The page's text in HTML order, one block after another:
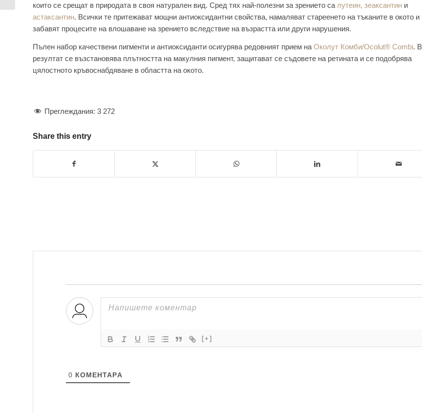
които се срещат в природата в своя натурален вид. Сред тях най-полезни за зрението са лутеин, зеаксантин и
астаксантин. Всички те притежават мощни антиоксидантни свойства, намаляват стареенето на тъканите в окото и
забавят процесите на влошаване на зрението вследствие на възрастта или други нарушения.
Пълен набор качествени пигменти и антиоксиданти осигурява редовният прием на Околут Комби/Ocolut® Combi. В
резултат се възстановява плътността на макулния пигмент, защитават се съдовете на ретината и се подобрява
цялостното кръвоснабдяване в областта на окото.
Преглеждания: 3 272
Share this entry
[+]
0 КОМЕНТАРA